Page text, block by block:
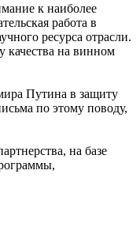
к наиболее
работа в
ресурса отрасли.
качества на винном
Путина в защиту
по этому поводу,
на базе